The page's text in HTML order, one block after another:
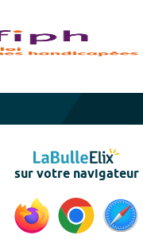
sur votre navigateur